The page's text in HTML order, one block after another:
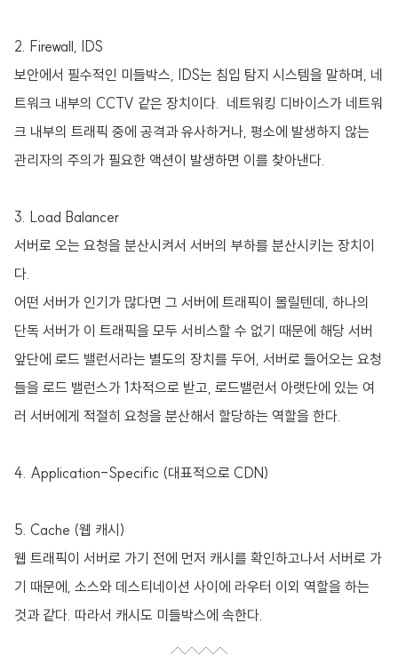
2. Firewall, IDS
보안에서 필수적인 미들박스, IDS는 침입 탐지 시스템을 말하며, 네
트워크 내부의 CCTV 같은 장치이다. 네트워킹 디바이스가 네트워
크 내부의 트래픽 중에 공격과 유사하거나, 평소에 발생하지 않는
관리자의 주의가 필요한 액션이 발생하면 이를 찾아낸다.
3. Load Balancer
서버로 오는 요청을 분산시켜서 서버의 부하를 분산시키는 장치이
다.
어떤 서버가 인기가 많다면 그 서버에 트래픽이 몰릴텐데, 하나의
단독 서버가 이 트래픽을 모두 서비스할 수 없기 때문에 해당 서버
앞단에 로드 밸런서라는 별도의 장치를 두어, 서버로 들어오는 요청
들을 로드 밸런스가 1차적으로 받고, 로드밸런서 아랫단에 있는 여
러 서버에게 적절히 요청을 분산해서 할당하는 역할을 한다.
4. Application-Specific (대표적으로 CDN)
5. Cache (웹 캐시)
웹 트래픽이 서버로 가기 전에 먼저 캐시를 확인하고나서 서버로 가
기 때문에, 소스와 데스티네이션 사이에 라우터 이외 역할을 하는
것과 같다. 따라서 캐시도 미들박스에 속한다.